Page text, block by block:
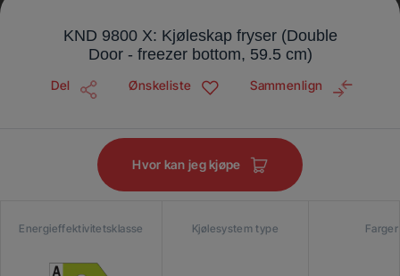
KND 9800 X: Kjøleskap fryser (Double
Door - freezer bottom, 59.5 cm)
Del Ønskeliste Sammenlign
Hvor kan jeg kjøpe
Energieffektivitetsklasse Kjølesystem type Farger